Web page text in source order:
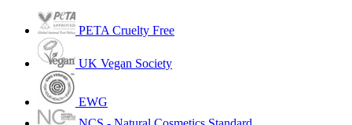
PETA Cruelty Free
UK Vegan Society
EWG